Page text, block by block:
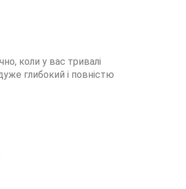
коли у вас тривалі
глибокий і повністю